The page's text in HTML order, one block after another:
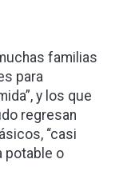
familias
para
y los que
regresan
“casi
potable o